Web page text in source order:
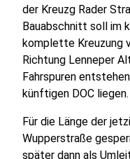
der Kreuzg Rader
Bauabschnitt soll im
komplette Kreuzung
Richtung Lenneper
Fahrspuren
künftigen DOC liegen.
Für die Länge der
Wupperstraße
später dann als